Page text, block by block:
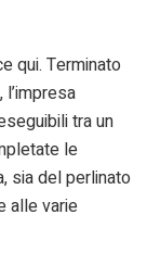
qui. Terminato
tra un
le
sia del perlinato
alle varie